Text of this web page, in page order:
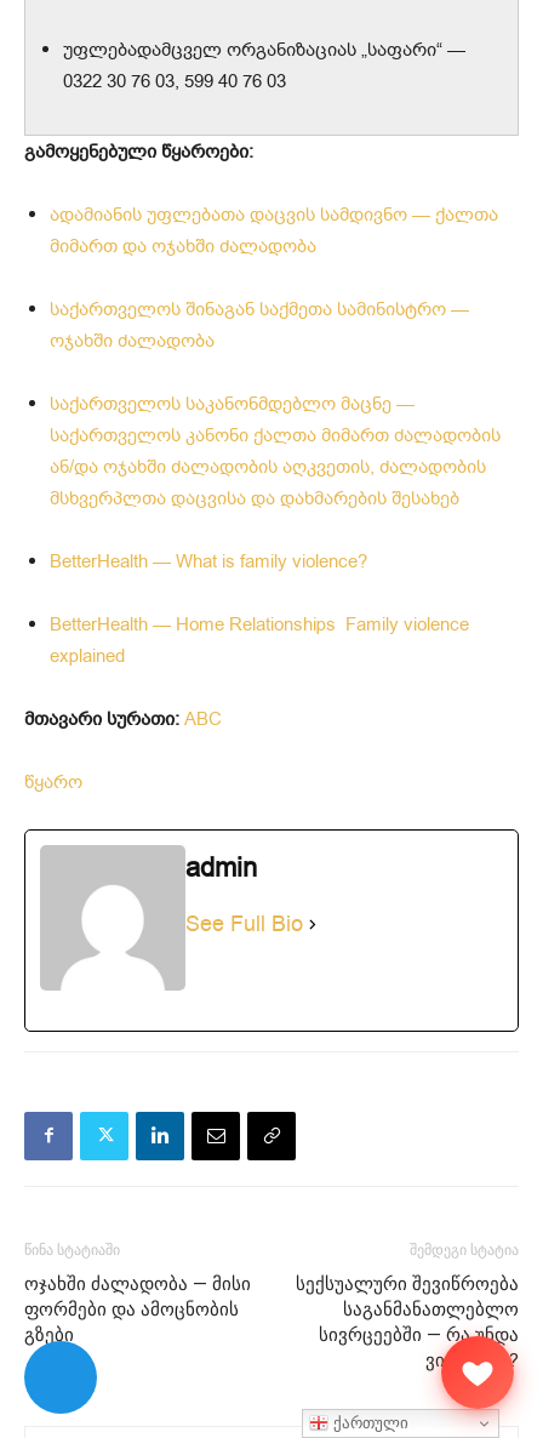
უფლებადამცველ ორგანიზაციას „საფარი“ —
0322 30 76 03, 599 40 76 03
გამოყენებული წყაროები:
ადამიანის უფლებათა დაცვის სამდივნო — ქალთა
მიმართ და ოჯახში ძალადობა
საქართველოს შინაგან საქმეთა სამინისტრო —
ოჯახში ძალადობა
საქართველოს საკანონმდებლო მაცნე —
საქართველოს კანონი ქალთა მიმართ ძალადობის
ან/და ოჯახში ძალადობის აღკვეთის, ძალადობის
მსხვერპლთა დაცვისა და დახმარების შესახებ
BetterHealth — What is family violence?
BetterHealth — Home Relationships Family violence
explained
მთავარი სურათი: ABC
წყარო
admin
See Full Bio
წინა სტატიაში
ოჯახში ძალადობა — მისი
ფორმები და ამოცნობის
გზები
შემდეგი სტატია
სექსუალური შევიწროება
საგანმანათლებლო
სივრცეებში — რა უნდა
ვიცოდეთ?
ქართული